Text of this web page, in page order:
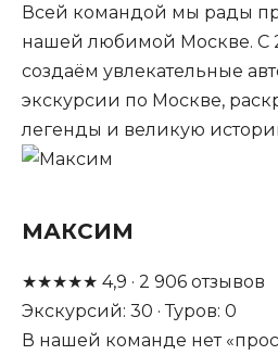
Всей командой мы рады
нашей любимой Москве. С
создаём увлекательные
экскурсии по Москве,
легенды и великую
МАКСИМ
★★★★★ 4,9 · 2 906 отзывов
Экскурсий: 30 · Туров: 0
В нашей команде нет